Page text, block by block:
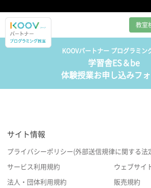
教室
プログラミング教室とは
カリキュラム紹介
サポート
KOOVパートナー プログラミン
学習舎ES＆be
体験授業お申し込みフ
サイト情報
プライバシーポリシー(外部送信規律に関する法
サービス利用規約 ウェブサイ
法人・団体利用規約 販売規約